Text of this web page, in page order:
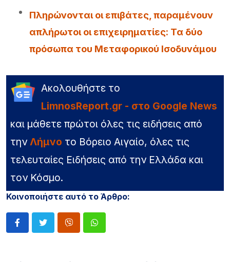
Πληρώνονται οι επιβάτες, παραμένουν
απλήρωτοι οι επιχειρηματίες: Τα δύο
πρόσωπα του Μεταφορικού Ισοδυνάμου
Ακολουθήστε το
LimnosReport.gr - στο Google News
και μάθετε πρώτοι όλες τις ειδήσεις από
την Λήμνο το Βόρειο Αιγαίο, όλες τις
τελευταίες Ειδήσεις από την Ελλάδα και
τον Κόσμο.
Κοινοποιήστε αυτό το Άρθρο: